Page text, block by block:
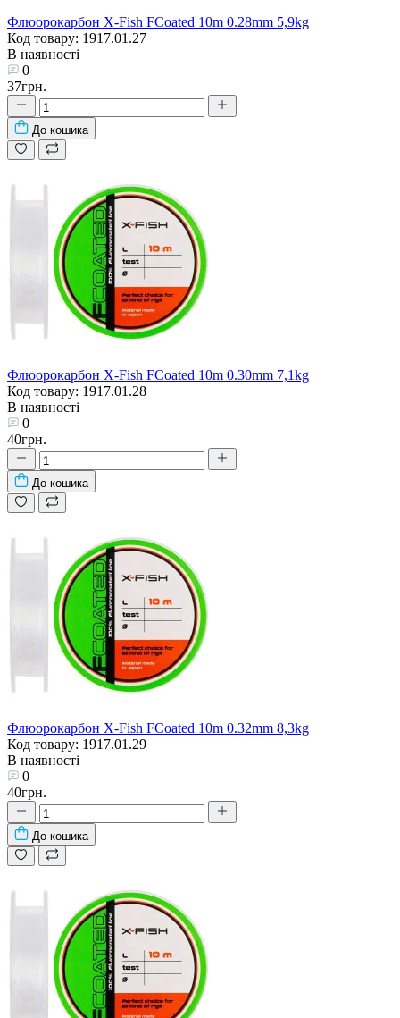
Флюорокарбон X-Fish FCoated 10m 0.28mm 5,9kg
Код товару: 1917.01.27
В наявності
0
37грн.
До кошика
Флюорокарбон X-Fish FCoated 10m 0.30mm 7,1kg
Код товару: 1917.01.28
В наявності
0
40грн.
До кошика
Флюорокарбон X-Fish FCoated 10m 0.32mm 8,3kg
Код товару: 1917.01.29
В наявності
0
40грн.
До кошика